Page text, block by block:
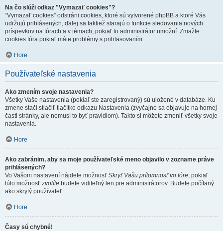
Na čo slúži odkaz "Vymazať cookies"?
“Vymazať cookies” odstráni cookies, ktoré sú vytvorené phpBB a ktoré Vás
udržujú prihlásených, ďalej sa taktiež starajú o funkcie sledovania nových
príspevkov na fórach a v témach, pokiaľ to administrátor umožní. Zmažte
cookies fóra pokiaľ máte problémy s prihlasovaním.
Hore
Používateľské nastavenia
Ako zmením svoje nastavenia?
Všetky Vaše nastavenia (pokiaľ ste zaregistrovaný) sú uložené v databáze. Ku
zmene stačí stlačiť tlačítko odkazu Nastavenia (zvyčajne sa objavuje na hornej
časti stránky, ale nemusí to byť pravidlom). Takto si môžete zmeniť všetky svoje
nastavenia.
Hore
Ako zabránim, aby sa moje používateľské meno objavilo v zozname práve
prihlásených?
Vo Vašom nastavení nájdete možnosť Skryť Vašu prítomnosť vo fóre, pokiaľ
túto možnosť zvolíte budete viditeľný len pre administrátorov. Budete počítaný
ako skrytý používateľ.
Hore
Časy sú chybné!